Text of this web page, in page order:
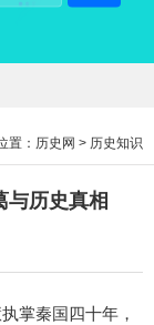
置： 历史网 > 历史知识
与历史真相
掌秦国四十年，